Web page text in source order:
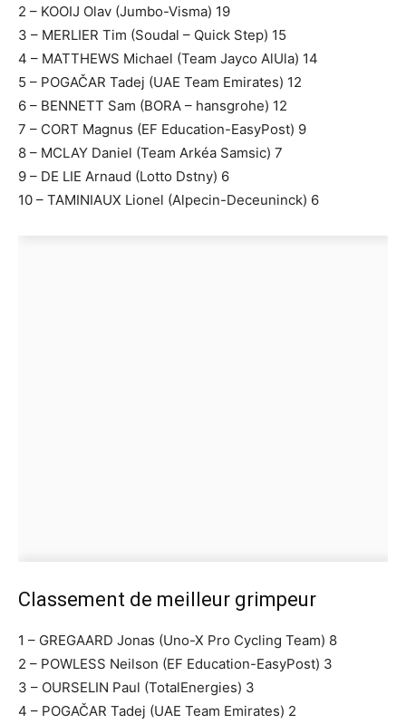
2 – KOOIJ Olav (Jumbo-Visma) 19
3 – MERLIER Tim (Soudal – Quick Step) 15
4 – MATTHEWS Michael (Team Jayco AlUla) 14
5 – POGAČAR Tadej (UAE Team Emirates) 12
6 – BENNETT Sam (BORA – hansgrohe) 12
7 – CORT Magnus (EF Education-EasyPost) 9
8 – MCLAY Daniel (Team Arkéa Samsic) 7
9 – DE LIE Arnaud (Lotto Dstny) 6
10 – TAMINIAUX Lionel (Alpecin-Deceuninck) 6
Classement de meilleur grimpeur
1 – GREGAARD Jonas (Uno-X Pro Cycling Team) 8
2 – POWLESS Neilson (EF Education-EasyPost) 3
3 – OURSELIN Paul (TotalEnergies) 3
4 – POGAČAR Tadej (UAE Team Emirates) 2